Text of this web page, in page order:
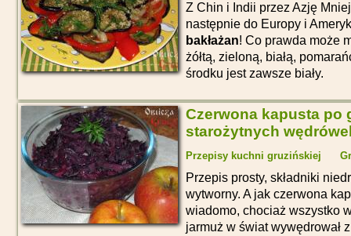
Z Chin i Indii przez Azję
następnie do Europy i
bakłażan! Co prawda może
żółtą, zieloną, białą,
środku jest zawsze biały.
Czerwona kapusta po
starożytnych
Przepisy kuchni gruzińskiej
Przepis prosty, składniki
wytworny. A jak czerwona
wiadomo, chociaż wszystko
jarmuż w świat wywędrował